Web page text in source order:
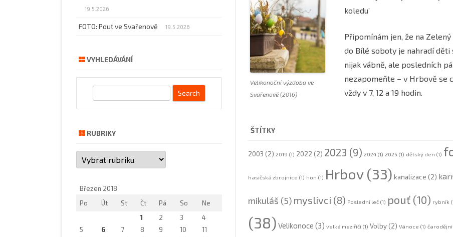
2022
2023
2024
2025
ON-LINE KRONIKA
OBECNÍ A ŠKOLNÍ
Velikonoční výzdoba ve
Svařenově (2016)
koledu’
Připomínám jen, že na
do Bílé soboty je nahradí děti
nijak vábně, ale posledních
nezapomeňte – v Hrbově se
vždy v 7, 12 a 19 hodin.
ŠTÍTKY
2003 (2) 2019 (1) 2022 (2) 2023 (9) 2024 (1) 2025 (1) dětský den (1)
hasičská zbrojnice (1) hon (1) Hrbov(33) kanalizace (2)
mikuláš (5) myslivci (8) Poslední leč (1) pouť (10) rybník
(38) Velikonoce (3) velké meziříčí (1) Volby (2) Vánoce (1)
19.5.2026
FOTO: Pouť ve Svařenově 19.5.2026
VYHLEDÁVÁNÍ
h
RUBRIKY
Rubriky
Březen 2018
Po
Út St Čt Pá So
Ne
1
2 3
4
5
6 7 8 9 10
11